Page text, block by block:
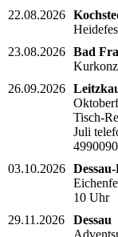
22.08.2026
23.08.2026 Bad
26.09.2026
Tisch-
Juli
03.10.2026
10 Uhr
29.11.2026
Dessau